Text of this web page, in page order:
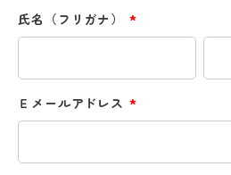
氏名（フリガナ）
(必
Ｅメールアドレス
(必